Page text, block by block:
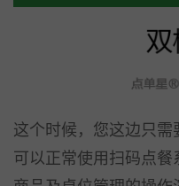
这个时候，您这边只
可以正常使用扫码点